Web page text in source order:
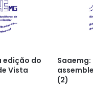
edição do
Vista
(2)